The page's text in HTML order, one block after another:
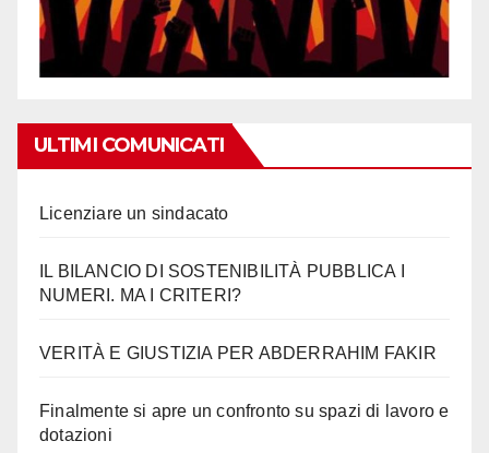
ULTIMI COMUNICATI
Licenziare un sindacato
IL BILANCIO DI SOSTENIBILITÀ PUBBLICA I
NUMERI. MA I CRITERI?
VERITÀ E GIUSTIZIA PER ABDERRAHIM FAKIR
Finalmente si apre un confronto su spazi di lavoro e
dotazioni